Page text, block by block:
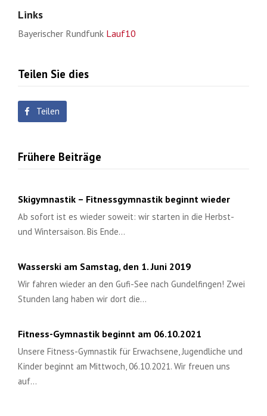
Links
Bayerischer Rundfunk Lauf10
Teilen Sie dies
Teilen
Frühere Beiträge
Skigymnastik – Fitnessgymnastik beginnt wieder
Ab sofort ist es wieder soweit: wir starten in die Herbst-
und Wintersaison. Bis Ende…
Wasserski am Samstag, den 1. Juni 2019
Wir fahren wieder an den Gufi-See nach Gundelfingen! Zwei
Stunden lang haben wir dort die…
Fitness-Gymnastik beginnt am 06.10.2021
Unsere Fitness-Gymnastik für Erwachsene, Jugendliche und
Kinder beginnt am Mittwoch, 06.10.2021. Wir freuen uns
auf…